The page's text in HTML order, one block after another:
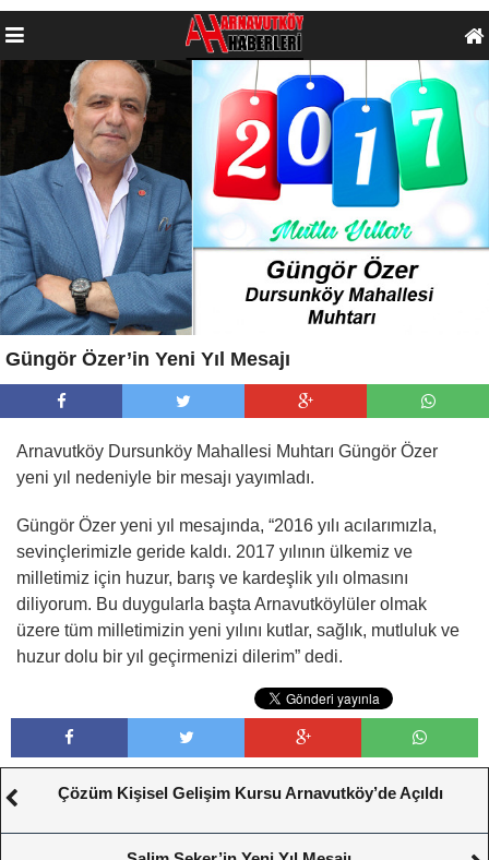
Güngör Özer’in Yeni Yıl Mesajı
Arnavutköy Dursunköy Mahallesi Muhtarı Güngör Özer
yeni yıl nedeniyle bir mesajı yayımladı.
Güngör Özer yeni yıl mesajında, “2016 yılı acılarımızla,
sevinçlerimizle geride kaldı. 2017 yılının ülkemiz ve
milletimiz için huzur, barış ve kardeşlik yılı olmasını
diliyorum. Bu duygularla başta Arnavutköylüler olmak
üzere tüm milletimizin yeni yılını kutlar, sağlık, mutluluk ve
huzur dolu bir yıl geçirmenizi dilerim” dedi.
Çözüm Kişisel Gelişim Kursu Arnavutköy’de Açıldı